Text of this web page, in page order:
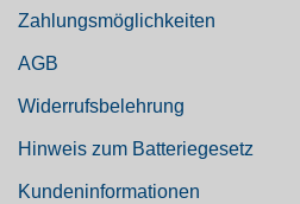
Zahlungsmöglichkeiten
AGB
Widerrufsbelehrung
Hinweis zum Batteriegesetz
Kundeninformationen